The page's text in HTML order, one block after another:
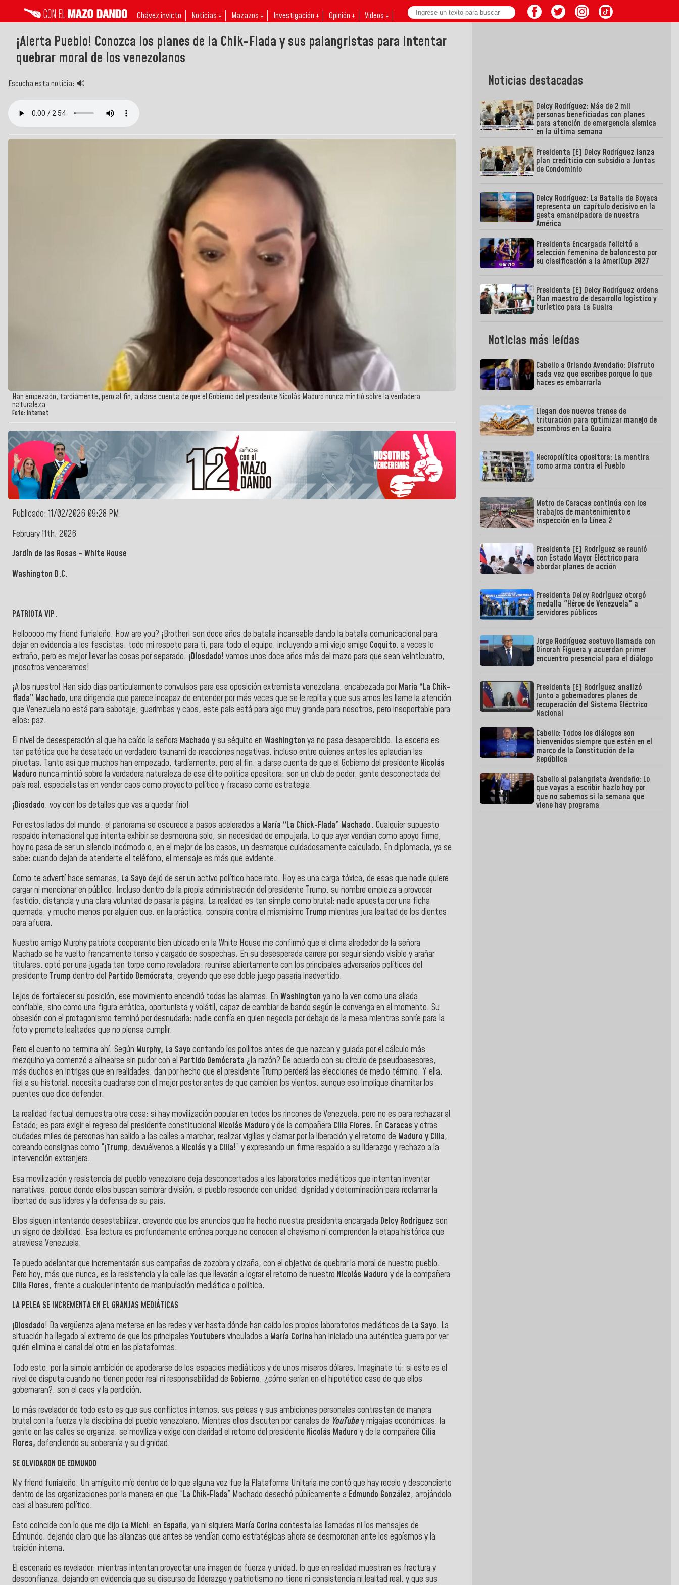
Chávez invicto Noticias ↓ Mazazos ↓ Investigación ↓ Opinión ↓ Videos ↓
¡Alerta Pueblo! Conozca los planes de la Chik-Flada y sus palangristas para intentar
quebrar moral de los venezolanos
Escucha esta noticia: 🔊
Han empezado, tardíamente, pero al fin, a darse cuenta de que el Gobierno del presidente Nicolás Maduro nunca mintió sobre la verdadera
naturaleza
Foto: Internet
Publicado: 11/02/2026 09:28 PM
February 11th, 2026
Jardín de las Rosas - White House
Washington D.C.
PATRIOTA VIP.
Hellooooo my friend furrialeño. How are you? ¡Brother! son doce años de batalla incansable dando la batalla comunicacional para
dejar en evidencia a los fascistas, todo mi respeto para ti, para todo el equipo, incluyendo a mi viejo amigo Coquito, a veces lo
extraño, pero es mejor llevar las cosas por separado. ¡Diosdado! vamos unos doce años más del mazo para que sean veinticuatro,
¡nosotros venceremos!
¡A los nuestro! Han sido días particularmente convulsos para esa oposición extremista venezolana, encabezada porMaría “La Chik-
flada” Machado, una dirigencia que parece incapaz de entender por más veces que se le repita y que sus amos les llame la atención
que Venezuela no está para sabotaje, guarimbas y caos, este país está para algo muy grande para nosotros, pero insoportable para
ellos: paz.
El nivel de desesperación al que ha caído la señora Machado y su séquito en Washington ya no pasa desapercibido. La escena es
tan patética que ha desatado un verdadero tsunami de reacciones negativas, incluso entre quienes antes les aplaudían las
piruetas. Tanto así que muchos han empezado, tardíamente, pero al fin, a darse cuenta de que el Gobierno del presidente Nicolás
Maduro nunca mintió sobre la verdadera naturaleza de esa élite política opositora: son un club de poder, gente desconectada del
país real, especialistas en vender caos como proyecto político y fracaso como estrategia.
¡Diosdado, voy con los detalles que vas a quedar frío!
Por estos lados del mundo, el panorama se oscurece a pasos acelerados a María “La Chick-Flada” Machado. Cualquier supuesto
respaldo internacional que intenta exhibir se desmorona solo, sin necesidad de empujarla. Lo que ayer vendían como apoyo firme,
hoy no pasa de ser un silencio incómodo o, en el mejor de los casos, un desmarque cuidadosamente calculado. En diplomacia, ya se
sabe: cuando dejan de atenderte el teléfono, el mensaje es más que evidente.
Como te advertí hace semanas, La Sayo dejó de ser un activo político hace rato. Hoy es una carga tóxica, de esas que nadie quiere
cargar ni mencionar en público. Incluso dentro de la propia administración del presidente Trump, su nombre empieza a provocar
fastidio, distancia y una clara voluntad de pasar la página. La realidad es tan simple como brutal: nadie apuesta por una ficha
quemada, y mucho menos por alguien que, en la práctica, conspira contra el mismísimo Trump mientras jura lealtad de los dientes
para afuera.
Nuestro amigo Murphy patriota cooperante bien ubicado en la White House me confirmó que el clima alrededor de la señora
Machado se ha vuelto francamente tenso y cargado de sospechas. En su desesperada carrera por seguir siendo visible y arañar
titulares, optó por una jugada tan torpe como reveladora: reunirse abiertamente con los principales adversarios políticos del
presidente Trump dentro del Partido Demócrata, creyendo que ese doble juego pasaría inadvertido.
Lejos de fortalecer su posición, ese movimiento encendió todas las alarmas. En Washington ya no la ven como una aliada
confiable, sino como una figura errática, oportunista y volátil, capaz de cambiar de bando según le convenga en el momento. Su
obsesión con el protagonismo terminó por desnudarla: nadie confía en quien negocia por debajo de la mesa mientras sonríe para la
foto y promete lealtades que no piensa cumplir.
Pero el cuento no termina ahí. Según Murphy, La Sayo contando los pollitos antes de que nazcan y guiada por el cálculo más
mezquino ya comenzó a alinearse sin pudor con el Partido Demócrata ¿la razón? De acuerdo con su círculo de pseudoasesores,
más duchos en intrigas que en realidades, dan por hecho que el presidente Trump perderá las elecciones de medio término. Y ella,
fiel a su historial, necesita cuadrarse con el mejor postor antes de que cambien los vientos, aunque eso implique dinamitar los
puentes que dice defender.
La realidad factual demuestra otra cosa: sí hay movilización popular en todos los rincones de Venezuela, pero no es para rechazar al
Estado; es para exigir el regreso del presidente constitucional Nicolás Maduro y de la compañera Cilia Flores. En Caracas y otras
ciudades miles de personas han salido a las calles a marchar, realizar vigilias y clamar por la liberación y el retorno de Maduro y Cilia,
coreando consignas como “¡Trump, devuélvenos a Nicolás y a Cilia!” y expresando un firme respaldo a su liderazgo y rechazo a la
intervención extranjera.
Esa movilización y resistencia del pueblo venezolano deja desconcertados a los laboratorios mediáticos que intentan inventar
narrativas, porque donde ellos buscan sembrar división, el pueblo responde con unidad, dignidad y determinación para reclamar la
libertad de sus líderes y la defensa de su país.
Ellos siguen intentando desestabilizar, creyendo que los anuncios que ha hecho nuestra presidenta encargada Delcy Rodríguez son
un signo de debilidad. Esa lectura es profundamente errónea porque no conocen al chavismo ni comprenden la etapa histórica que
atraviesa Venezuela.
Te puedo adelantar que incrementarán sus campañas de zozobra y cizaña, con el objetivo de quebrar la moral de nuestro pueblo.
Pero hoy, más que nunca, es la resistencia y la calle las que llevarán a lograr el retorno de nuestro Nicolás Maduro y de la compañera
Cilia Flores, frente a cualquier intento de manipulación mediática o política.
LA PELEA SE INCREMENTA EN EL GRANJAS MEDIÁTICAS
¡Diosdado! Da vergüenza ajena meterse en las redes y ver hasta dónde han caído los propios laboratorios mediáticos de La Sayo. La
situación ha llegado al extremo de que los principales Youtubers vinculados a María Corina han iniciado una auténtica guerra por ver
quién elimina el canal del otro en las plataformas.
Todo esto, por la simple ambición de apoderarse de los espacios mediáticos y de unos míseros dólares. Imagínate tú: si este es el
nivel de disputa cuando no tienen poder real ni responsabilidad de Gobierno, ¿cómo serían en el hipotético caso de que ellos
gobernaran?, son el caos y la perdición.
Lo más revelador de todo esto es que sus conflictos internos, sus peleas y sus ambiciones personales contrastan de manera
brutal con la fuerza y la disciplina del pueblo venezolano. Mientras ellos discuten por canales de YouTubey migajas económicas, la
gente en las calles se organiza, se moviliza y exige con claridad el retorno del presidente Nicolás Maduro y de la compañera Cilia
Flores, defendiendo su soberanía y su dignidad.
SE OLVIDARON DE EDMUNDO
My friend furrialeño. Un amiguito mío dentro de lo que alguna vez fue la Plataforma Unitaria me contó que hay recelo y desconcierto
dentro de las organizaciones por la manera en que “La Chik‑Flada” Machado desechó públicamente a Edmundo González, arrojándolo
casi al basurero político.
Esto coincide con lo que me dijo La Michi: en España, ya ni siquiera María Corina contesta las llamadas ni los mensajes de
Edmundo, dejando claro que las alianzas que antes se vendían como estratégicas ahora se desmoronan ante los egoísmos y la
traición interna.
El escenario es revelador: mientras intentan proyectar una imagen de fuerza y unidad, lo que en realidad muestran es fractura y
desconfianza, dejando en evidencia que su discurso de liderazgo y patriotismo no tiene ni consistencia ni lealtad real, y que sus
Noticias destacadas
Delcy Rodríguez: Más de 2 mil
personas beneficiadas con planes
para atención de emergencia sísmica
en la última semana
Presidenta (E) Delcy Rodríguez lanza
plan crediticio con subsidio a Juntas
de Condominio
Delcy Rodríguez: La Batalla de Boyaca
representa un capítulo decisivo en la
gesta emancipadora de nuestra
América
Presidenta Encargada felicitó a
selección femenina de baloncesto por
su clasificación a la AmeriCup 2027
Presidenta (E) Delcy Rodríguez ordena
Plan maestro de desarrollo logístico y
turístico para La Guaira
Noticias más leídas
Cabello a Orlando Avendaño: Disfruto
cada vez que escribes porque lo que
haces es embarrarla
Llegan dos nuevos trenes de
trituración para optimizar manejo de
escombros en La Guaira
Necropolítica opositora: La mentira
como arma contra el Pueblo
Metro de Caracas continúa con los
trabajos de mantenimiento e
inspección en la Línea 2
Presidenta (E) Rodríguez se reunió
con Estado Mayor Eléctrico para
abordar planes de acción
Presidenta Delcy Rodríguez otorgó
medalla "Héroe de Venezuela" a
servidores públicos
Jorge Rodríguez sostuvo llamada con
Dinorah Figuera y acuerdan primer
encuentro presencial para el diálogo
Presidenta (E) Rodríguez analizó
junto a gobernadores planes de
recuperación del Sistema Eléctrico
Nacional
Cabello: Todos los diálogos son
bienvenidos siempre que estén en el
marco de la Constitución de la
República
Cabello al palangrista Avendaño: Lo
que vayas a escribir hazlo hoy por
que no sabemos si la semana que
viene hay programa